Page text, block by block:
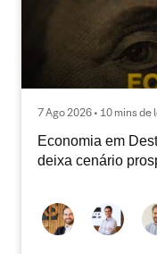
7 Ago 2026 • 10 mins de
Economia em
deixa cenário